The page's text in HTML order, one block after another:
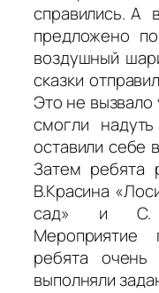
справились. А
предложено
воздушный
сказки
Это не вызвало
смогли
оставили себе
Затем ребята
В.Красина
сад» и С.
Мероприятие
ребята
выполняли